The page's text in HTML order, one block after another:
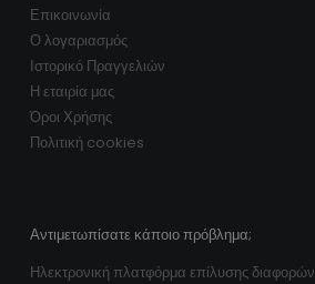
Επικοινωνία
Ο λογαριασμός
Ιστορικό Πραγγελιών
Η εταιρία μας
Όροι Χρήσης
Πολιτική cookies
Αντιμετωπίσατε κάποιο πρόβλημα;
Ηλεκτρονική πλατφόρμα επίλυσης διαφορών